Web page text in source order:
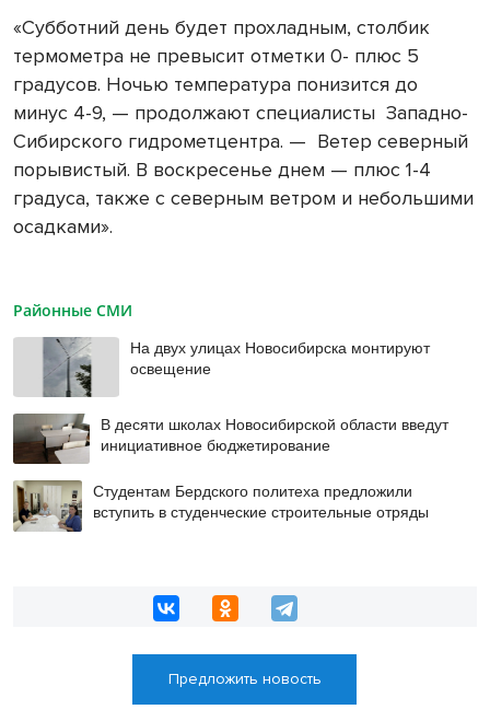
«Субботний день будет прохладным, столбик
термометра не превысит отметки 0- плюс 5
градусов. Ночью температура понизится до
минус 4-9, — продолжают специалисты Западно-
Сибирского гидрометцентра. — Ветер северный
порывистый. В воскресенье днем — плюс 1-4
градуса, также с северным ветром и небольшими
осадками».
Районные СМИ
На двух улицах Новосибирска монтируют
освещение
В десяти школах Новосибирской области введут
инициативное бюджетирование
Студентам Бердского политеха предложили
вступить в студенческие строительные отряды
Предложить новость